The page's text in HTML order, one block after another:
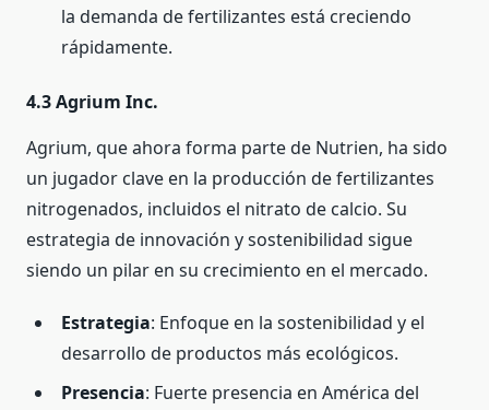
la demanda de fertilizantes está creciendo
rápidamente.
4.3 Agrium Inc.
Agrium, que ahora forma parte de Nutrien, ha sido
un jugador clave en la producción de fertilizantes
nitrogenados, incluidos el nitrato de calcio. Su
estrategia de innovación y sostenibilidad sigue
siendo un pilar en su crecimiento en el mercado.
Estrategia: Enfoque en la sostenibilidad y el
desarrollo de productos más ecológicos.
Presencia: Fuerte presencia en América del